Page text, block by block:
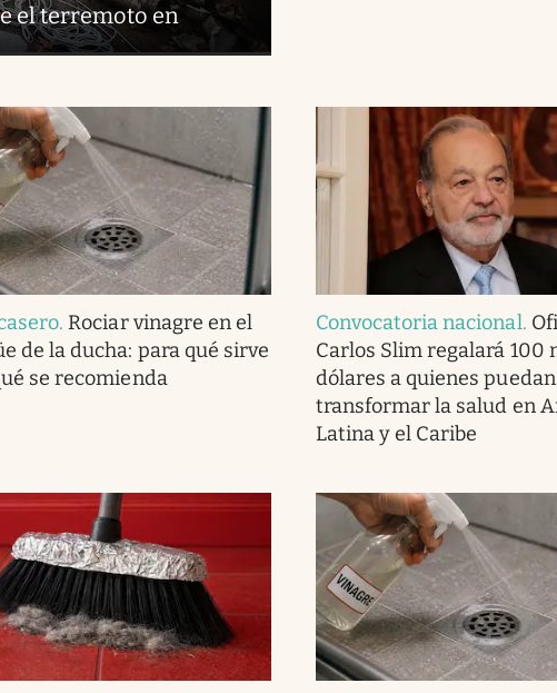
el terremoto en
. Rociar vinagre en el
de la ducha: para qué sirve
se recomienda
Convocatoria nacional.
Carlos Slim regalará 100
dólares a quienes puedan
transformar la salud en
Latina y el Caribe